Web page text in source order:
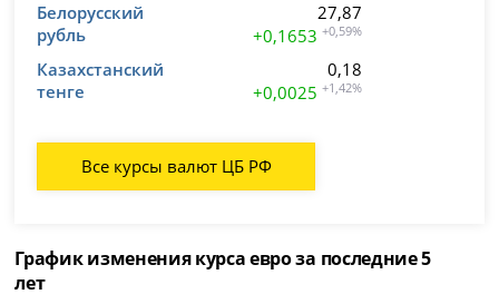
Белорусский
рубль
27,87
+0,1653 +0,59%
Казахстанский
тенге
0,18
+0,0025 +1,42%
Все курсы валют ЦБ РФ
График изменения курса евро за последние 5
лет